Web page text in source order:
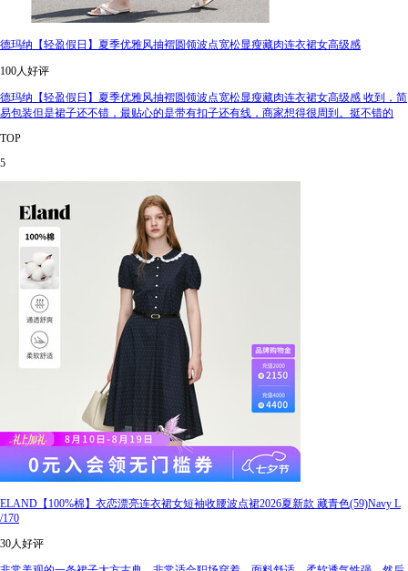
德玛纳【轻盈假日】夏季优雅风抽褶圆领波点宽松显瘦藏肉连衣裙女高级感
100人好评
德玛纳【轻盈假日】夏季优雅风抽褶圆领波点宽松显瘦藏肉连衣裙女高级感 收到，简
易包装但是裙子还不错，最贴心的是带有扣子还有线，商家想得很周到。挺不错的
TOP
5
ELAND【100%棉】衣恋漂亮连衣裙女短袖收腰波点裙2026夏新款 藏青色(59)Navy L
/170
30人好评